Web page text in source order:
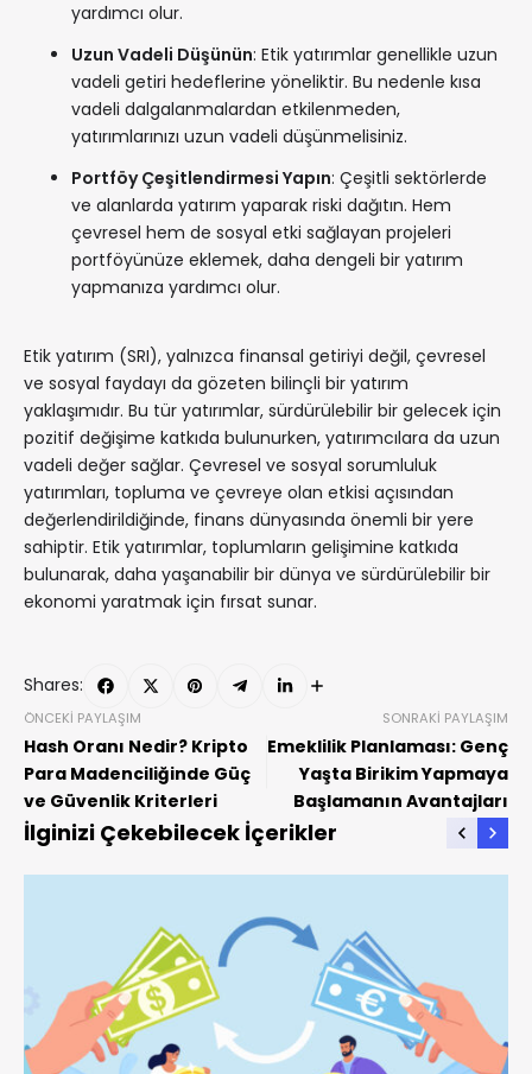
yardımcı olur.
Uzun Vadeli Düşünün: Etik yatırımlar genellikle uzun
vadeli getiri hedeflerine yöneliktir. Bu nedenle kısa
vadeli dalgalanmalardan etkilenmeden,
yatırımlarınızı uzun vadeli düşünmelisiniz.
Portföy Çeşitlendirmesi Yapın: Çeşitli sektörlerde
ve alanlarda yatırım yaparak riski dağıtın. Hem
çevresel hem de sosyal etki sağlayan projeleri
portföyünüze eklemek, daha dengeli bir yatırım
yapmanıza yardımcı olur.
Etik yatırım (SRI), yalnızca finansal getiriyi değil, çevresel
ve sosyal faydayı da gözeten bilinçli bir yatırım
yaklaşımıdır. Bu tür yatırımlar, sürdürülebilir bir gelecek için
pozitif değişime katkıda bulunurken, yatırımcılara da uzun
vadeli değer sağlar. Çevresel ve sosyal sorumluluk
yatırımları, topluma ve çevreye olan etkisi açısından
değerlendirildiğinde, finans dünyasında önemli bir yere
sahiptir. Etik yatırımlar, toplumların gelişimine katkıda
bulunarak, daha yaşanabilir bir dünya ve sürdürülebilir bir
ekonomi yaratmak için fırsat sunar.
Shares:
ÖNCEKI PAYLAŞIM
Hash Oranı Nedir? Kripto
Para Madenciliğinde Güç
ve Güvenlik Kriterleri
SONRAKI PAYLAŞIM
Emeklilik Planlaması: Genç
Yaşta Birikim Yapmaya
Başlamanın Avantajları
İlginizi Çekebilecek İçerikler